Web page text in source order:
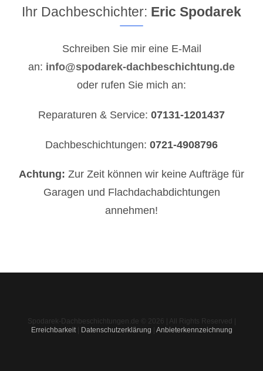
Ihr Dachbeschichter: Eric Spodarek
Schreiben Sie mir eine E-Mail
an: info@spodarek-dachbeschichtung.de
oder rufen Sie mich an:
Reparaturen & Service: 07131-1201437
Dachbeschichtungen: 0721-4908796
Achtung: Zur Zeit können wir keine Aufträge für
Garagen und Flachdachabdichtungen
annehmen!
Spodarek-Dachbeschichtungen.de © 2026 | All Rights Reserved |
Erreichbarkeit| Datenschutzerklärung Anbieterkennzeichnung